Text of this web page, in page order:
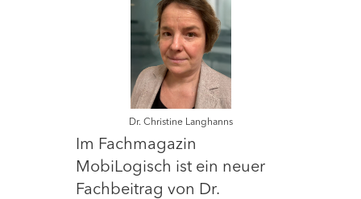
Dr. Christine Langhanns
Im Fachmagazin
MobiLogisch ist ein neuer
Fachbeitrag von Dr.